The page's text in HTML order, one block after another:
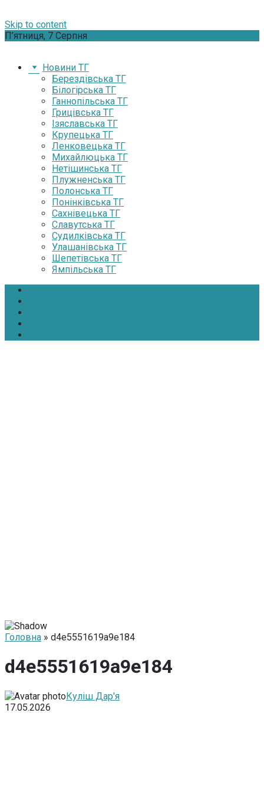
Skip to content
П’ятниця, 7 Серпня
Новини ТГ
Берездівська ТГ
Білогірська ТГ
Ганнопільська ТГ
Грицівська ТГ
Ізяславська ТГ
Крупецька ТГ
Ленковецька ТГ
Михайлюцька ТГ
Нетішинська ТГ
Плужненська ТГ
Полонська ТГ
Понінківська ТГ
Сахнівецька ТГ
Славутська ТГ
Судилківська ТГ
Улашанівська ТГ
Шепетівська ТГ
Ямпільська ТГ
Головна » d4e5551619a9e184
d4e5551619a9e184
Куліш Дар'я
17.05.2026